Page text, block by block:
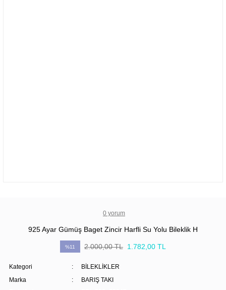
0 yorum
925 Ayar Gümüş Baget Zincir Harfli Su Yolu Bileklik H
%11 2.000,00 TL 1.782,00 TL
Kategori
BİLEKLİKLER
Marka
BARIŞ TAKI